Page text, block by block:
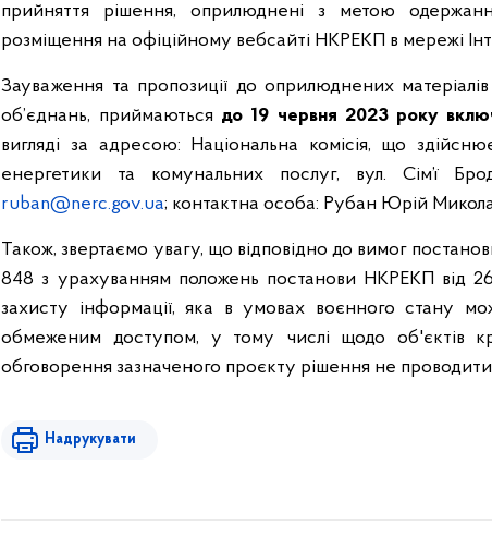
прийняття рішення, оприлюднені з метою
розміщення на офіційному вебсайті НКРЕКП в мережі
Зауваження та пропозиції до оприлюднених
об’єднань, приймаються до 19 червня 2023 року
вигляді за адресою: Національна комісія, що
енергетики та комунальних послуг, вул. Сім’ї
ruban@nerc.gov.ua; контактна особа: Рубан Юрій
Також, звертаємо увагу, що відповідно до вимог
848 з урахуванням положень постанови НКРЕКП
захисту інформації, яка в умовах воєнного стану
обмеженим доступом, у тому числі щодо об'єктів
обговорення зазначеного проєкту рішення не
Надрукувати